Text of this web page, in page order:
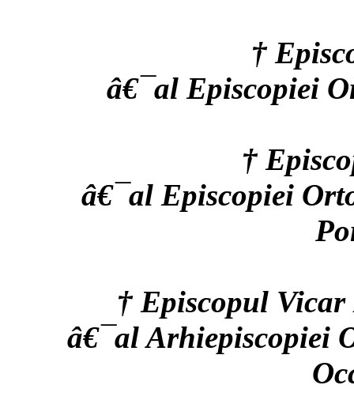
†
â€¯al Episcopiei
†
â€¯al Episcopiei
† Episcopul
â€¯al Arhiepiscopiei